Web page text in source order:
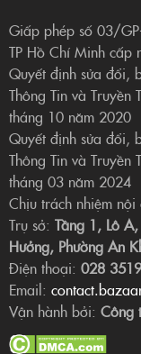
Giấp phép số 03/
TP Hồ Chí Minh
Quyết định sửa đổi,
Thông Tin và
tháng 10 năm 2020
Quyết định sửa đổi,
Thông Tin và
tháng 03 năm 2024
Chịu trách nhiệm nội
Trụ sở: Tầng 1, Lô
Hưởng, Phường An
Điện thoại: 028
Email:
Vận hành bởi: Công